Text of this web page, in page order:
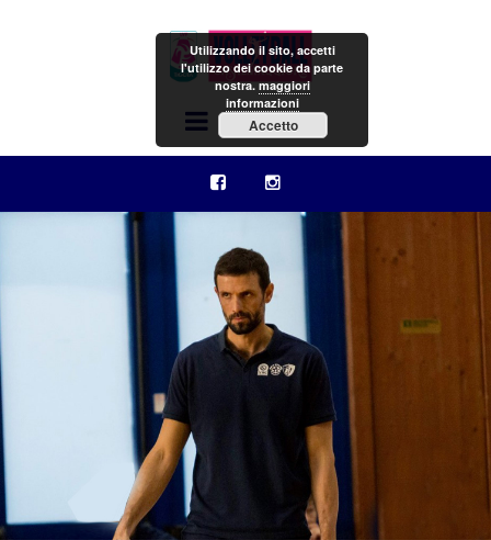
Menu
Utilizzando il sito, accetti
l'utilizzo dei cookie da parte
nostra.maggiori
informazioni
Accetto